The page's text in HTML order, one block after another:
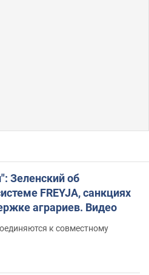
Зеленский об
FREYJA, санкциях
аграриев. Видео
к совместному